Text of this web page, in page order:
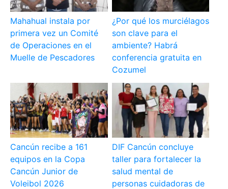
Mahahual instala por
primera vez un Comité
de Operaciones en el
Muelle de Pescadores
¿Por qué los murciélagos
son clave para el
ambiente? Habrá
conferencia gratuita en
Cozumel
Cancún recibe a 161
equipos en la Copa
Cancún Junior de
Voleibol 2026
DIF Cancún concluye
taller para fortalecer la
salud mental de
personas cuidadoras de